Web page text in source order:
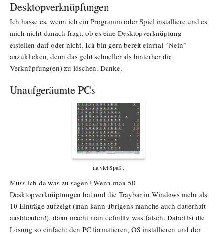
Desktopverknüpfungen
Ich hasse es, wenn ich ein Programm oder Spiel installiere und es
mich nicht danach fragt, ob es eine Desktopverknüpfung
erstellen darf oder nicht. Ich bin gern bereit einmal “Nein”
anzuklicken, denn das geht schneller als hinterher die
Verknüpfung(en) zu löschen. Danke.
Unaufgeräumte PCs
na viel Spaß..
Muss ich da was zu sagen? Wenn man 50
Desktopverknüpfungen hat und die Traybar in Windows mehr als
10 Einträge aufzeigt (man kann übrigens manche auch dauerhaft
ausblenden!), dann macht man definitiv was falsch. Dabei ist die
Lösung so einfach: den PC formatieren, OS installieren und den